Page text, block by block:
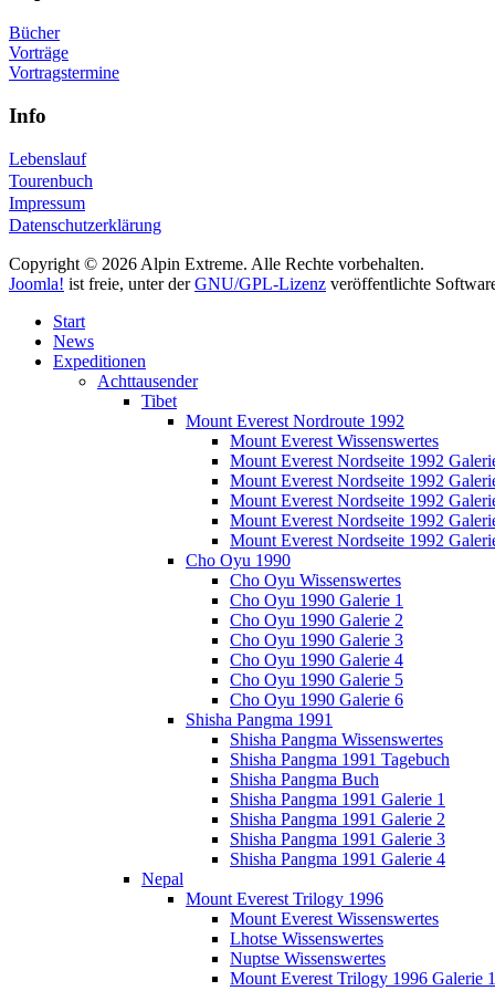
Bücher
Vorträge
Vortragstermine
Info
Lebenslauf
Tourenbuch
Impressum
Datenschutzerklärung
Copyright © 2026 Alpin Extreme. Alle Rechte vorbehalten.
Joomla! ist freie, unter derGNU/GPL-Lizenz veröffentlichte
Start
News
Expeditionen
Achttausender
Tibet
Mount Everest Nordroute 1992
Mount Everest Wissenswertes
Mount Everest Nordseite 1992
Mount Everest Nordseite 1992
Mount Everest Nordseite 1992
Mount Everest Nordseite 1992
Mount Everest Nordseite 1992
Cho Oyu 1990
Cho Oyu Wissenswertes
Cho Oyu 1990 Galerie 1
Cho Oyu 1990 Galerie 2
Cho Oyu 1990 Galerie 3
Cho Oyu 1990 Galerie 4
Cho Oyu 1990 Galerie 5
Cho Oyu 1990 Galerie 6
Shisha Pangma 1991
Shisha Pangma Wissenswertes
Shisha Pangma 1991 Tagebuch
Shisha Pangma Buch
Shisha Pangma 1991 Galerie 1
Shisha Pangma 1991 Galerie 2
Shisha Pangma 1991 Galerie 3
Shisha Pangma 1991 Galerie 4
Nepal
Mount Everest Trilogy 1996
Mount Everest Wissenswertes
Lhotse Wissenswertes
Nuptse Wissenswertes
Mount Everest Trilogy 1996 Galerie 1